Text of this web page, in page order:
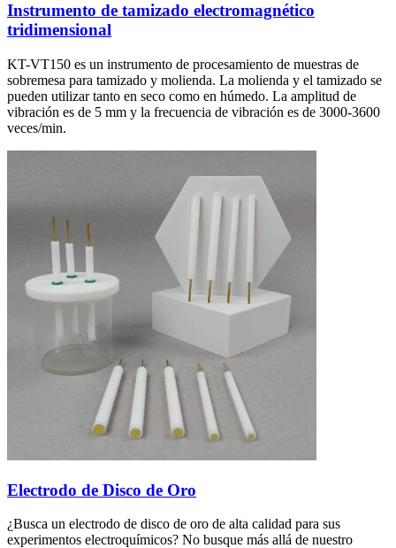
Instrumento de tamizado electromagnético
tridimensional
KT-VT150 es un instrumento de procesamiento de muestras de
sobremesa para tamizado y molienda. La molienda y el tamizado se
pueden utilizar tanto en seco como en húmedo. La amplitud de
vibración es de 5 mm y la frecuencia de vibración es de 3000-3600
veces/min.
Electrodo de Disco de Oro
¿Busca un electrodo de disco de oro de alta calidad para sus
experimentos electroquímicos? No busque más allá de nuestro